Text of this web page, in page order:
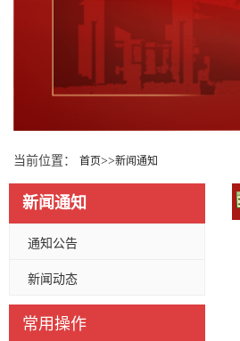
当前位置： 首页>>新闻通知
新闻通知
通知公告
新闻动态
常用操作